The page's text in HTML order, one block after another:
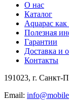
О нас
Каталог
Aquapac
Полезная
Гарантии
Доставка и
Контакты
191023, г. Санкт-
Email: